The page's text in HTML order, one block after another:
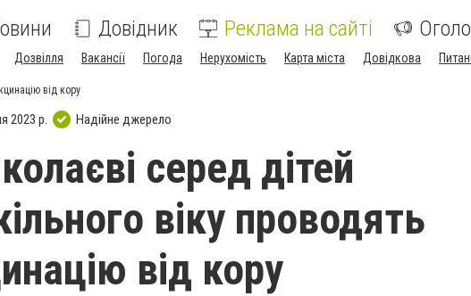
Довідник Реклама на сайті
Дозвілля Вакансії Погода Нерухомість Карта міста Довідкова
від кору
2023 р. Надійне джерело
серед дітей
віку проводять
від кору